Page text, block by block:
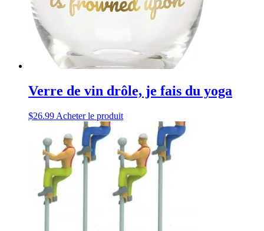
Verre de vin drôle, je fais du yoga
$26.99 Acheter le produit